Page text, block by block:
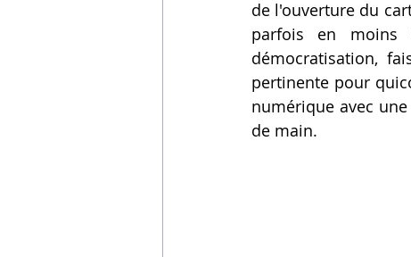
de l'ouverture du
parfois en moins
démocratisation,
pertinente pour
numérique avec
de main.